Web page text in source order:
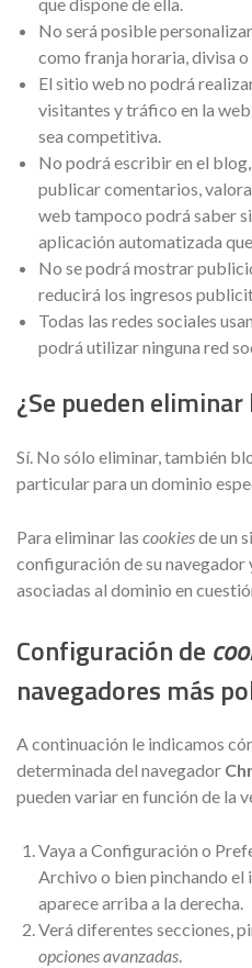
No será posible
como franja horaria, divisa o
El sitio web no podrá
visitantes y tráfico en la
sea competitiva.
No podrá escribir en el
publicar comentarios,
web tampoco podrá saber si
aplicación automatizada
No se podrá mostrar
reducirá los ingresos
Todas las redes sociales usan
podrá utilizar ninguna red
¿Se pueden eliminar
Sí. No sólo eliminar, también
particular para un dominio
Para eliminar las cookiesde un
configuración de su navegador
asociadas al dominio en
Configuración de
navegadores más
A continuación le indicamos
determinada del navegador
pueden variar en función de la
Vaya a Configuración o
Archivo o bien pinchando el
aparece arriba a la derecha.
Verá diferentes secciones,
opciones avanzadas.